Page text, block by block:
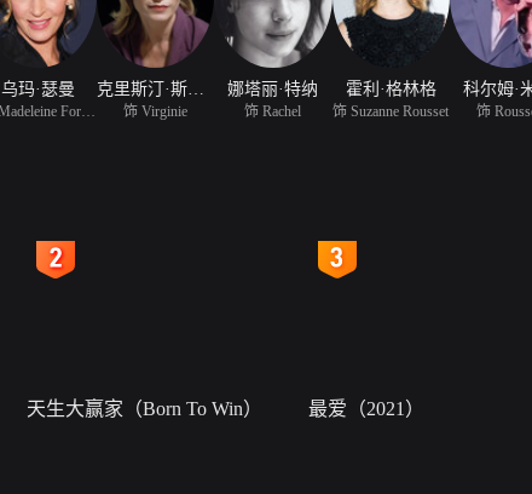
乌玛·瑟曼
饰 Virginie
娜塔丽·特纳
饰 Rachel
霍利·格林格
饰 Suzanne Rousset
科尔姆·
饰
天生大赢家（Born To Win） 最爱（2021）